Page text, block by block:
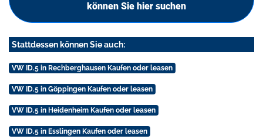
können Sie hier suchen
Stattdessen können Sie auch:
VW ID.5 in Rechberghausen Kaufen oder leasen
VW ID.5 in Göppingen Kaufen oder leasen
VW ID.5 in Heidenheim Kaufen oder leasen
VW ID.5 in Esslingen Kaufen oder leasen